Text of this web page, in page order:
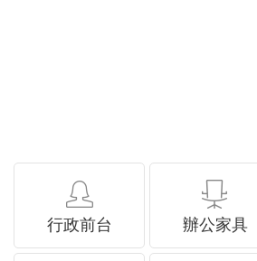
行政前台 辦公家具